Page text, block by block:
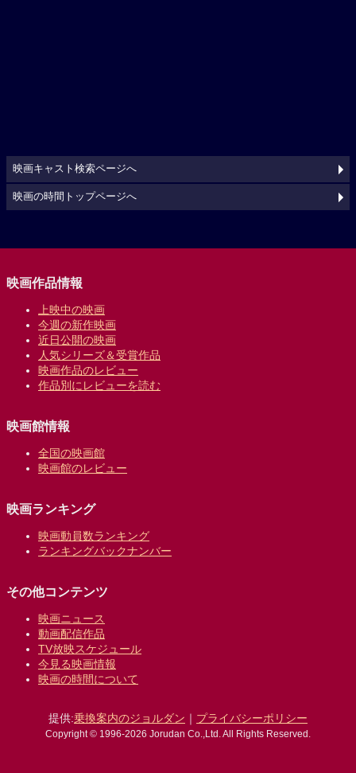
映画キャスト検索ページへ
映画の時間トップページへ
映画作品情報
上映中の映画
今週の新作映画
近日公開の映画
人気シリーズ＆受賞作品
映画作品のレビュー
作品別にレビューを読む
映画館情報
全国の映画館
映画館のレビュー
映画ランキング
映画動員数ランキング
ランキングバックナンバー
その他コンテンツ
映画ニュース
動画配信作品
TV放映スケジュール
今見る映画情報
映画の時間について
提供:乗換案内のジョルダン ｜ プライバシーポリシー
Copyright © 1996-2026 Jorudan Co.,Ltd. All Rights Reserved.